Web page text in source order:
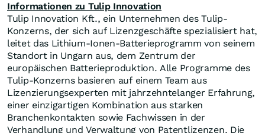
Informationen zu Tulip Innovation
Tulip Innovation Kft., ein Unternehmen des Tulip-
Konzerns, der sich auf Lizenzgeschäfte spezialisiert hat,
leitet das Lithium-Ionen-Batterieprogramm von seinem
Standort in Ungarn aus, dem Zentrum der
europäischen Batterieproduktion. Alle Programme des
Tulip-Konzerns basieren auf einem Team aus
Lizenzierungsexperten mit jahrzehntelanger Erfahrung,
einer einzigartigen Kombination aus starken
Branchenkontakten sowie Fachwissen in der
Verhandlung und Verwaltung von Patentlizenzen. Die